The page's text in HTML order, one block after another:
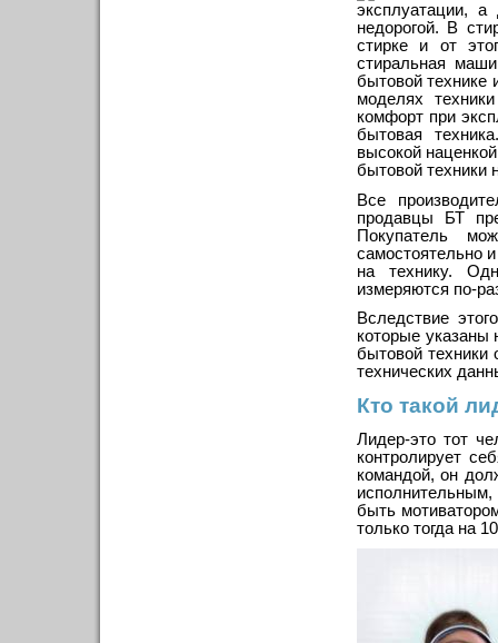
эксплуатации, а
недорогой. В
стирке и от
стиральная
бытовой технике
моделях
комфорт при
бытовая
высокой
бытовой техники
Все
продавцы БТ
Покупатель
самостоятельно
на технику.
измеряются по-
Вследствие
которые
бытовой техники
технических
Кто такой
Лидер-это тот
контролирует
командой, он
быть
только тогда на